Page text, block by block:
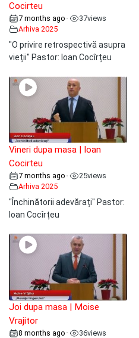
Cocirteu
7 months ago • 37views
Arhiva 2025
"O privire retrospectivă asupra
vieții" Pastor: Ioan Cocîrțeu
Vineri dupa masa | Ioan
Cocirteu
7 months ago • 25views
Arhiva 2025
"Închinătorii adevărați" Pastor:
Ioan Cocîrțeu
Joi dupa masa | Moise
Vrajitor
8 months ago • 36views